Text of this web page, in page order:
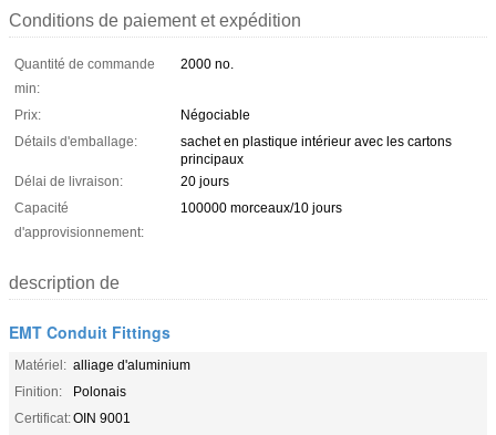
Conditions de paiement et expédition
Quantité de commande
min:
2000 no.
Prix:
Négociable
Détails d'emballage:
sachet en plastique intérieur avec les cartons
principaux
Délai de livraison:
20 jours
Capacité
d'approvisionnement:
100000 morceaux/10 jours
description de
EMT Conduit Fittings
Matériel: alliage d'aluminium
Finition:
Polonais
Certificat:OIN 9001